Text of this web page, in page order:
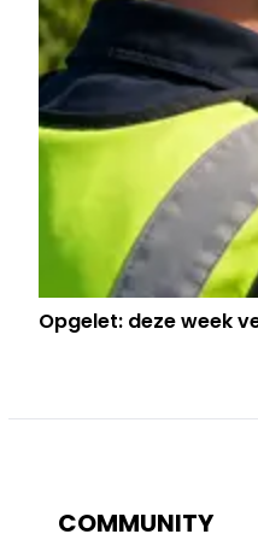
Opgelet: deze week
COMMUNITY